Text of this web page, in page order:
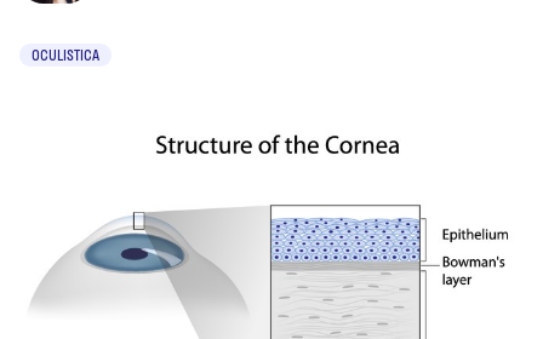
OCULISTICA